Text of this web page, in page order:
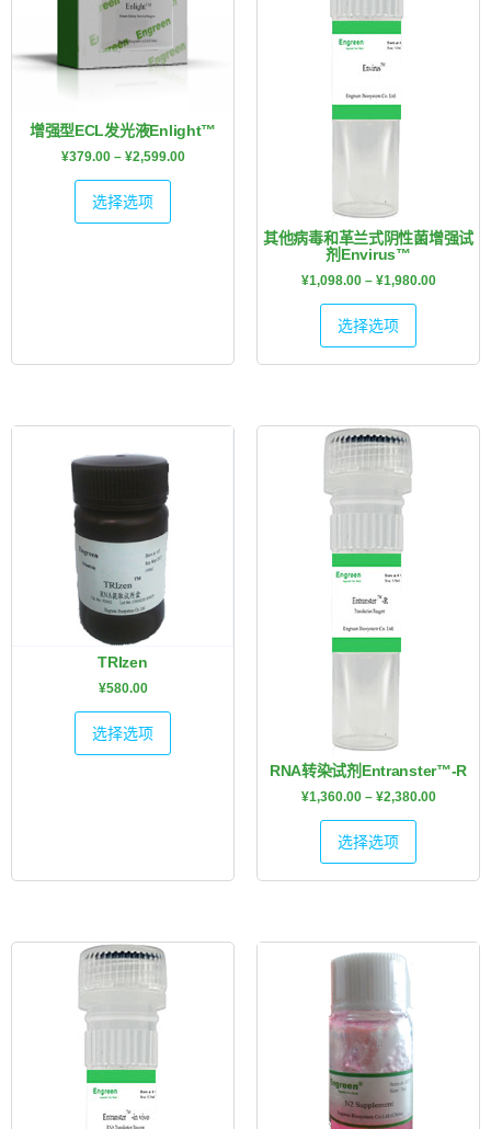
增强型ECL发光液Enlight™
¥379.00 – ¥2,599.00
选择选项
其他病毒和革兰式阴性菌增强试
剂Envirus™
¥1,098.00 – ¥1,980.00
选择选项
TRIzen
¥580.00
选择选项
RNA转染试剂Entranster™-R
¥1,360.00 – ¥2,380.00
选择选项